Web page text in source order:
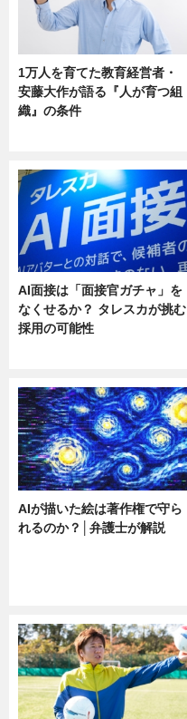
1万人を育てた教育経営者・
安藤大作が語る『人が育つ組
織』の条件
AI面接は「面接官ガチャ」を
なくせるか？ タレスカが挑む
採用の可能性
AIが描いた絵は著作権で守ら
れるのか？│弁護士が解説